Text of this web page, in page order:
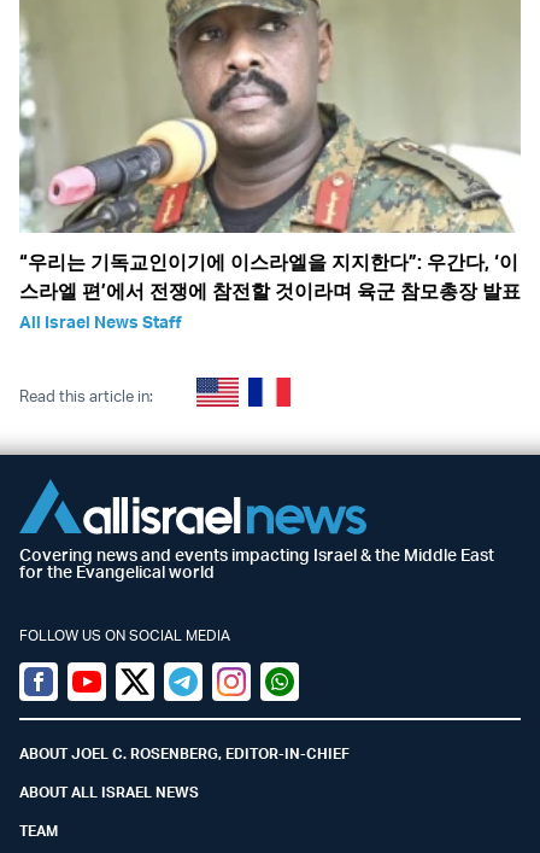
“우리는 기독교인이기에 이스라엘을 지지한다”: 우간다, ‘이
스라엘 편’에서 전쟁에 참전할 것이라며 육군 참모총장 발표
All Israel News Staff
Read this article in:
Covering news and events impacting Israel & the Middle East
for the Evangelical world
FOLLOW US ON SOCIAL MEDIA
Facebook
YoutubeTwitter (X)
TelegramInstagramWhatsapp
ABOUT JOEL C. ROSENBERG, EDITOR-IN-CHIEF
ABOUT ALL ISRAEL NEWS
TEAM